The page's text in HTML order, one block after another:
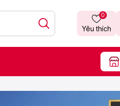
Yêu thích
0